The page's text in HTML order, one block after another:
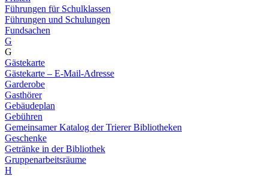
Führungen für Schulklassen
Führungen und Schulungen
Fundsachen
G
G
Gästekarte
Gästekarte – E-Mail-Adresse
Garderobe
Gasthörer
Gebäudeplan
Gebühren
Gemeinsamer Katalog der Trierer Bibliotheken
Geschenke
Getränke in der Bibliothek
Gruppenarbeitsräume
H